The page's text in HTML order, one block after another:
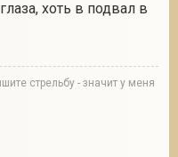
хоть в подвал в
стрельбу - значит у меня